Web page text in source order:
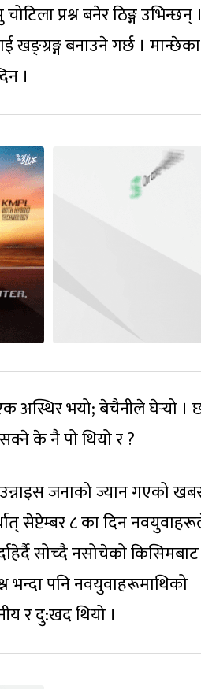
प्रश्न बनेर ठिङ्ग उभिन्छन् ।
बनाउने गर्छ ।
।
अस्थिर भयो; बेचैनीले घेर्‍यो ।
के नै पो थियो र ?
जनाको ज्यान गएको
सेप्टेम्बर ८ का दिन
सोच्दै नसोचेको किसिमबाट
भन्दा पनि नवयुवाहरूमाथिको
र दु:खद थियो ।